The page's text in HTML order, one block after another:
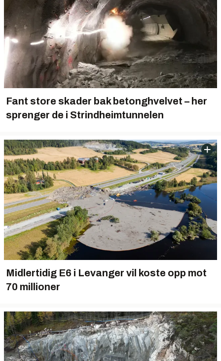
Fant store skader bak betonghvelvet – her
sprenger de i Strindheimtunnelen
Midlertidig E6 i Levanger vil koste opp mot
70 millioner